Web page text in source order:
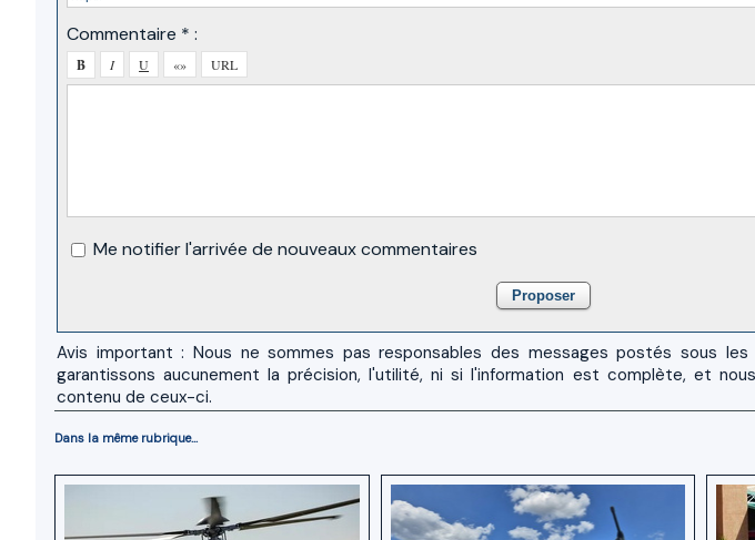
Commentaire * :
Me notifier l'arrivée de nouveaux commentaires
Avis important : Nous ne sommes pas responsables des messages postés sous
garantissons aucunement la précision, l'utilité, ni si l'information est complète, et
contenu de ceux-ci.
Dans la même rubrique...